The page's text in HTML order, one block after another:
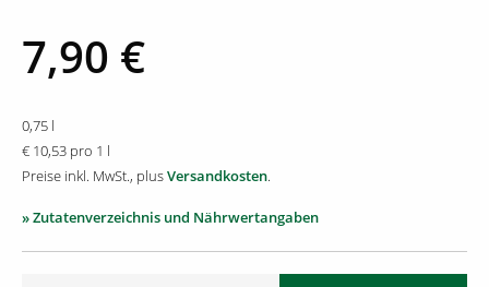
7,90 €
0,75 l
€ 10,53 pro 1 l
Preise inkl. MwSt., plusVersandkosten.
» Zutatenverzeichnis und Nährwertangaben